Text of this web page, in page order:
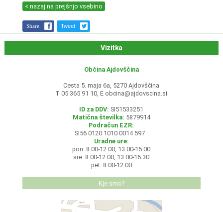
< nazaj na prejšnjo vsebino
Share Tweet
Vizitka
Občina Ajdovščina
Cesta 5. maja 6a, 5270 Ajdovščina
T 05 365 91 10, E obcina@ajdovscina.si
ID za DDV: SI51533251
Matična številka: 5879914
Podračun EZR:
SI56 0120 1010 0014 597
Uradne ure:
pon: 8.00-12.00, 13.00-15.00
sre: 8.00-12.00, 13.00-16.30
pet: 8.00-12.00
Kje smo?